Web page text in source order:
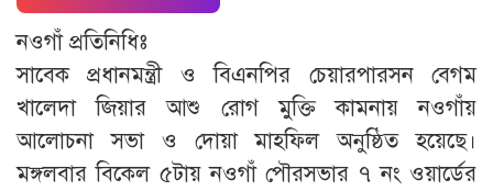
নওগাঁ প্রতিনিধিঃ
সাবেক প্রধানমন্ত্রী ও বিএনপির চেয়ারপারসন বেগম
খালেদা জিয়ার আশু রোগ মুক্তি কামনায় নওগাঁয়
আলোচনা সভা ও দোয়া মাহফিল অনুষ্ঠিত হয়েছে।
মঙ্গলবার বিকেল ৫টায় নওগাঁ পৌরসভার ৭ নং ওয়ার্ডের